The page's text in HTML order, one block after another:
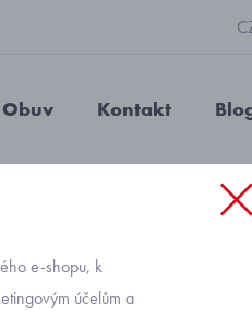
Obuv Kontakt
e-shopu, k
účelům a